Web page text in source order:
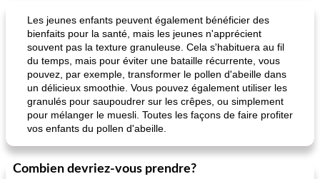
meilleur pain sucré de base
Les jeunes enfants peuvent également bénéficier des
bienfaits pour la santé, mais les jeunes n'apprécient
souvent pas la texture granuleuse. Cela s'habituera au fil
du temps, mais pour éviter une bataille récurrente, vous
pouvez, par exemple, transformer le pollen d'abeille dans
un délicieux smoothie. Vous pouvez également utiliser les
granulés pour saupoudrer sur les crêpes, ou simplement
pour mélanger le muesli. Toutes les façons de faire profiter
vos enfants du pollen d'abeille.
Combien devriez-vous prendre?